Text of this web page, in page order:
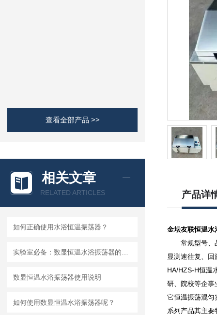
查看全部产品 >>
相关文章
RELATED ARTICLES
如何正确使用水浴恒温振荡器？
数显恒温水浴振荡器使用说明
如何使用数显恒温水浴振荡器呢？
产品详
金坛友联恒温水
常规型号、
显测速往复、
HA/HZS-H恒温
研、院校等企事
它恒温振荡混匀
系列产品其主要